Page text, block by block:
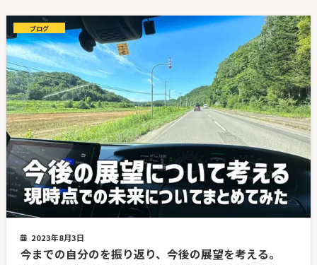
ブログ
2023年8月3日
今までの自分のを振り返り、今後の展望を考える。